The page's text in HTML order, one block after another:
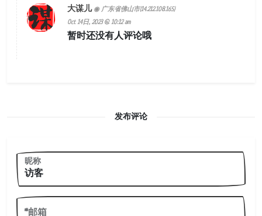
大谋儿◉ 广东省佛山市(14.212.108.165)
Oct 14日, 2023 @ 10:12 am
暂时还没有人评论哦
发布评论
昵称
*邮箱